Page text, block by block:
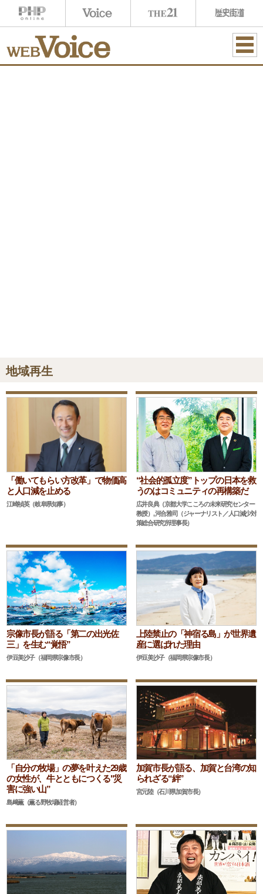
地域再生
「働いてもらい方改革」で物価高
と人口減を止める
江崎禎英（岐阜県知事）
“社会的孤立度”トップの日本を救
うのはコミュニティの再構築だ
広井良典（京都大学こころの未来研究センター
教授）, 河合雅司（ジャーナリスト／人口減少対
策総合研究所理事長）
宗像市長が語る「第二の出光佐
三」を生む“覚悟”
伊豆美沙子（福岡県宗像市長）
上陸禁止の「神宿る島」が世界遺
産に選ばれた理由
伊豆美沙子（福岡県宗像市長）
「自分の牧場」の夢を叶えた29歳
の女性が、牛とともにつくる"災
害に強い山”
島﨑薫（薫る野牧場経営者）
加賀市長が語る、加賀と台湾の知
られざる“絆”
宮元陸（石川県加賀市長）